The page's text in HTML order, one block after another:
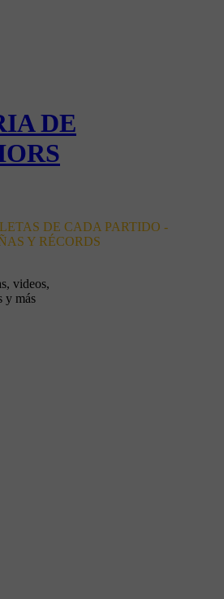
DE
DE CADA PARTIDO -
Y RÉCORDS
videos,
y más